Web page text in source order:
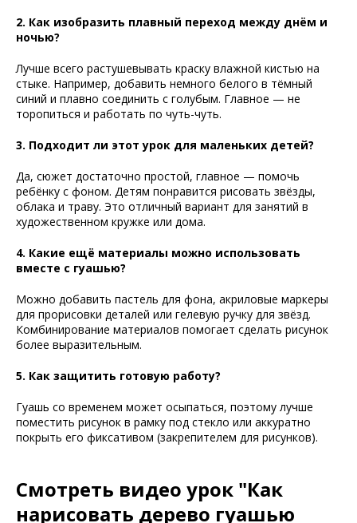
2. Как изобразить плавный переход между днём и
ночью?
Лучше всего растушевывать краску влажной кистью на
стыке. Например, добавить немного белого в тёмный
синий и плавно соединить с голубым. Главное — не
торопиться и работать по чуть-чуть.
3. Подходит ли этот урок для маленьких детей?
Да, сюжет достаточно простой, главное — помочь
ребёнку с фоном. Детям понравится рисовать звёзды,
облака и траву. Это отличный вариант для занятий в
художественном кружке или дома.
4. Какие ещё материалы можно использовать
вместе с гуашью?
Можно добавить пастель для фона, акриловые маркеры
для прорисовки деталей или гелевую ручку для звёзд.
Комбинирование материалов помогает сделать рисунок
более выразительным.
5. Как защитить готовую работу?
Гуашь со временем может осыпаться, поэтому лучше
поместить рисунок в рамку под стекло или аккуратно
покрыть его фиксативом (закрепителем для рисунков).
Смотреть видео урок "Как
нарисовать дерево гуашью